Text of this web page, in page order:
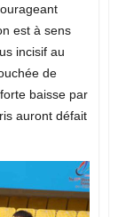
est à sens
incisif au
de
baisse par
auront défait